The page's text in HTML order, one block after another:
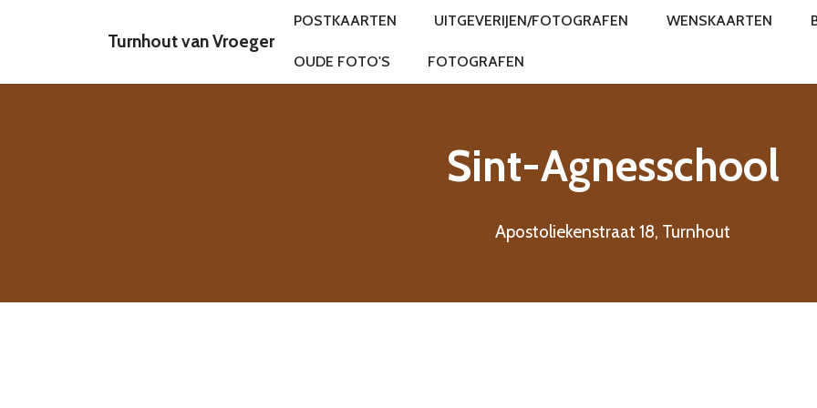
Turnhout van Vroeger
POSTKAARTEN UITGEVERIJEN/FOTOGRAFEN WENSKAARTEN
OUDE FOTO'S FOTOGRAFEN
Sint-Agnesschool
Apostoliekenstraat 18, Turnhout